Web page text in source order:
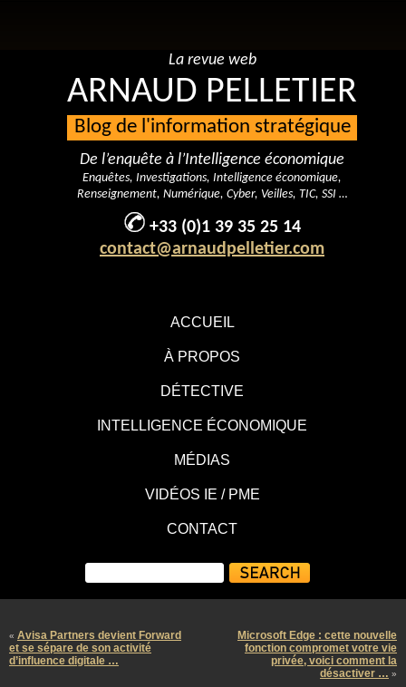
ACCUEIL
À PROPOS
DÉTECTIVE
INTELLIGENCE ÉCONOMIQUE
MÉDIAS
VIDÉOS IE / PME
CONTACT
La revue web
ARNAUD PELLETIER
Blog de l'information stratégique
De l’enquête à l’Intelligence économique
Enquêtes, Investigations, Intelligence économique,
Renseignement, Numérique, Cyber, Veilles, TIC, SSI …
+33 (0)1 39 35 25 14
contact@arnaudpelletier.com
« Avisa Partners devient Forward
et se sépare de son activité
d’influence digitale …
Microsoft Edge : cette nouvelle
fonction compromet votre vie
privée, voici comment la
désactiver … »